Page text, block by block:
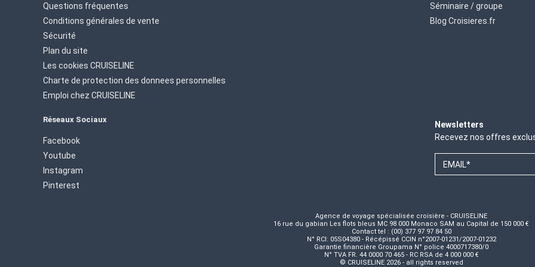
Questions fréquentes
Conditions générales de vente
Sécurité
Plan du site
Les cookies CRUISELINE
Charte de protection des donnees personnelles
Emploi chez CRUISELINE
Séminaire / groupe
Blog Croisieres.fr
Réseaux Sociaux
Facebook
Youtube
Instagram
Pinterest
Newsletters
Recevez nos offres
EMAIL*
Agence de voyage spécialisée croisière - CRUISELINE
16 rue du gabian Les flots bleus MC 98 000 Monaco SAM au Capital de 150 000 €
Contact tel : (00) 377 97 97 84 50
N° RCI: 05S04380 - Récépissé CCIN n°2007-01231/2007-01232
Garantie financière Groupama N° police 4000717380/0
N° TVA FR. 44 0000 70 465 - RC RSA de 4 000 000 €
© CRUISELINE 2026 - all rights reserved